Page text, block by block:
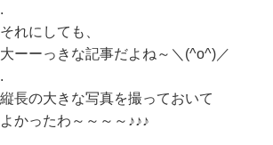
.
それにしても、
大ーーっきな記事だよね～＼(^o^)／
.
縦長の大きな写真を撮っておいて
よかったわ～～～～♪♪♪